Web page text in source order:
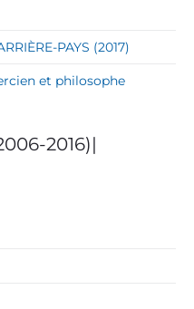
PAYS (2017)
et philosophe
2016)|